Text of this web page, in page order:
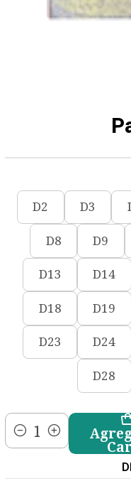
D2 D3
D8 D9
D13 D14
D18 D19
D23 D24
D28
Cantidad